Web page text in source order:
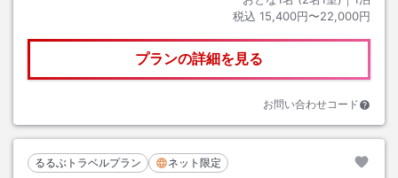
税込 15,400円〜22,000円
プランの詳細を見る
お問い合わせコード
るるぶトラベルプラン ネット限定